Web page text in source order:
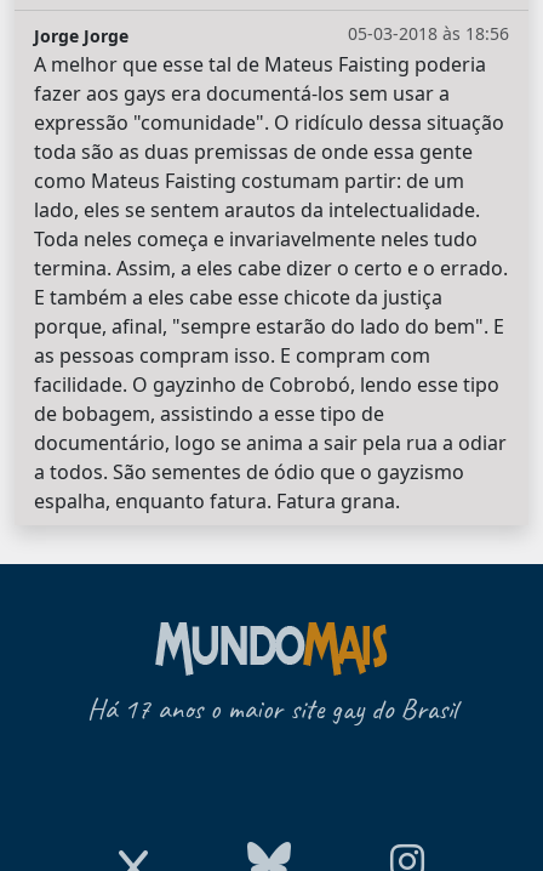
05-03-2018 às 18:56
Jorge Jorge
A melhor que esse tal de Mateus Faisting poderia
fazer aos gays era documentá-los sem usar a
expressão "comunidade". O ridículo dessa situação
toda são as duas premissas de onde essa gente
como Mateus Faisting costumam partir: de um
lado, eles se sentem arautos da intelectualidade.
Toda neles começa e invariavelmente neles tudo
termina. Assim, a eles cabe dizer o certo e o errado.
E também a eles cabe esse chicote da justiça
porque, afinal, "sempre estarão do lado do bem". E
as pessoas compram isso. E compram com
facilidade. O gayzinho de Cobrobó, lendo esse tipo
de bobagem, assistindo a esse tipo de
documentário, logo se anima a sair pela rua a odiar
a todos. São sementes de ódio que o gayzismo
espalha, enquanto fatura. Fatura grana.
Há 17 anos o maior site gay do Brasil